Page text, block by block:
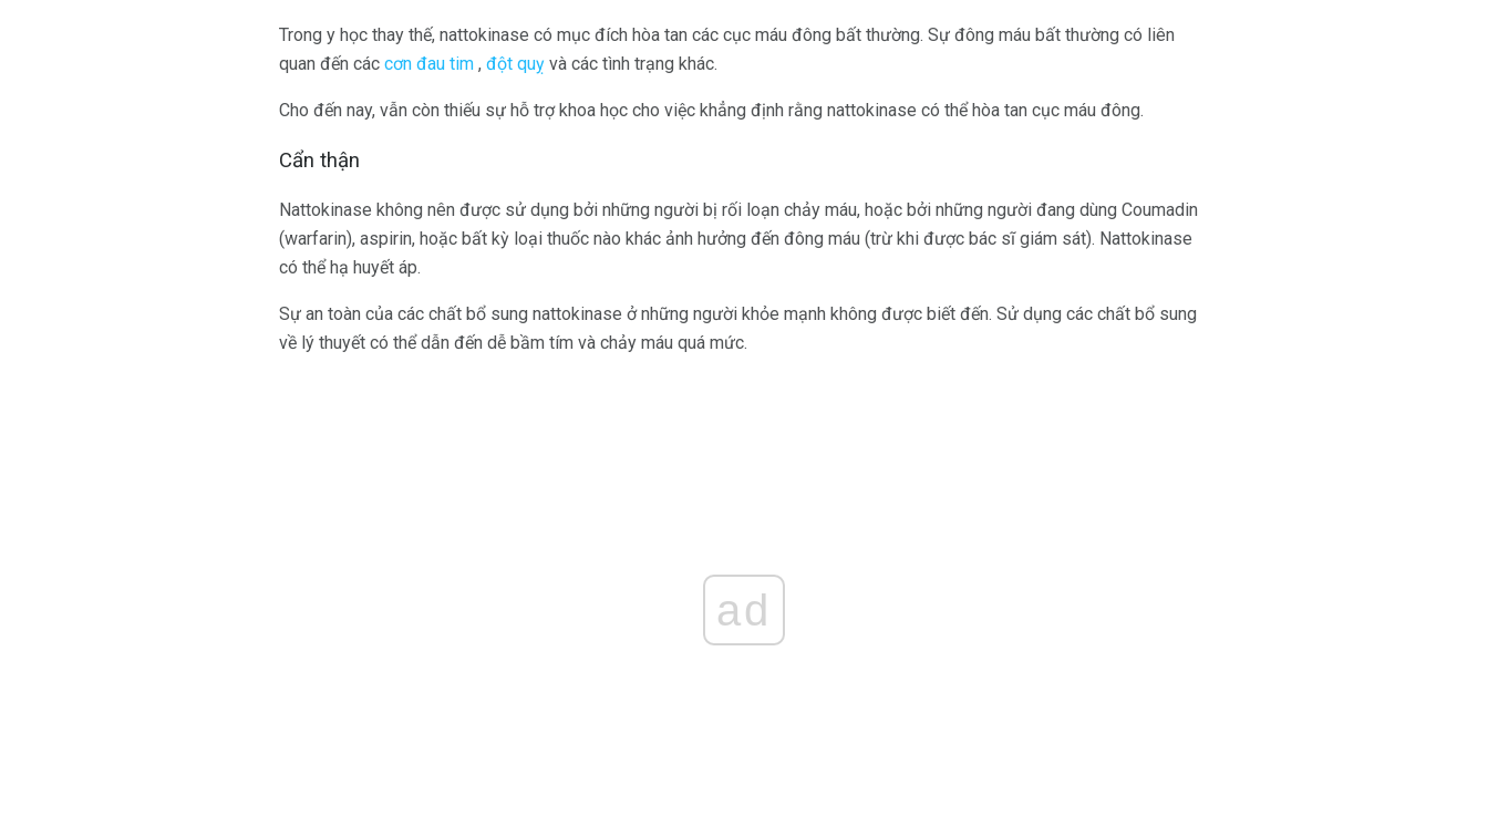
Trong y học thay thế, nattokinase có mục đích hòa tan các cục máu đông bất thường. Sự đông máu bất thường có liên
quan đến các cơn đau tim , đột quỵ và các tình trạng khác.
Cho đến nay, vẫn còn thiếu sự hỗ trợ khoa học cho việc khẳng định rằng nattokinase có thể hòa tan cục máu đông.
Cẩn thận
Nattokinase không nên được sử dụng bởi những người bị rối loạn chảy máu, hoặc bởi những người đang dùng Coumadin
(warfarin), aspirin, hoặc bất kỳ loại thuốc nào khác ảnh hưởng đến đông máu (trừ khi được bác sĩ giám sát). Nattokinase
có thể hạ huyết áp.
Sự an toàn của các chất bổ sung nattokinase ở những người khỏe mạnh không được biết đến. Sử dụng các chất bổ sung
về lý thuyết có thể dẫn đến dễ bầm tím và chảy máu quá mức.
ad